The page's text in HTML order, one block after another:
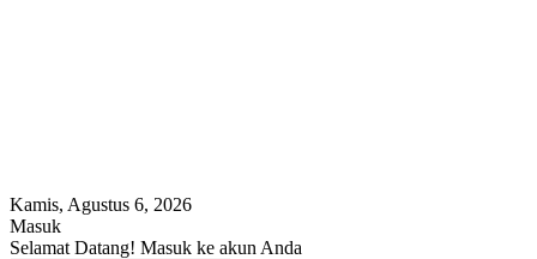
Kamis, Agustus 6, 2026
Masuk
Selamat Datang! Masuk ke akun Anda